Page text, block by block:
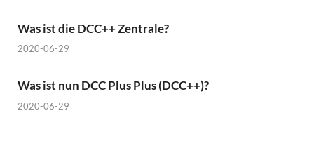
Was ist die DCC++ Zentrale?
2020-06-29
Was ist nun DCC Plus Plus (DCC++)?
2020-06-29